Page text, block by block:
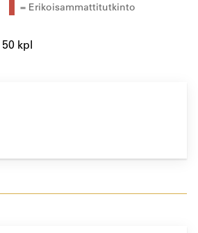
= Erikoisammattitutkinto
kpl